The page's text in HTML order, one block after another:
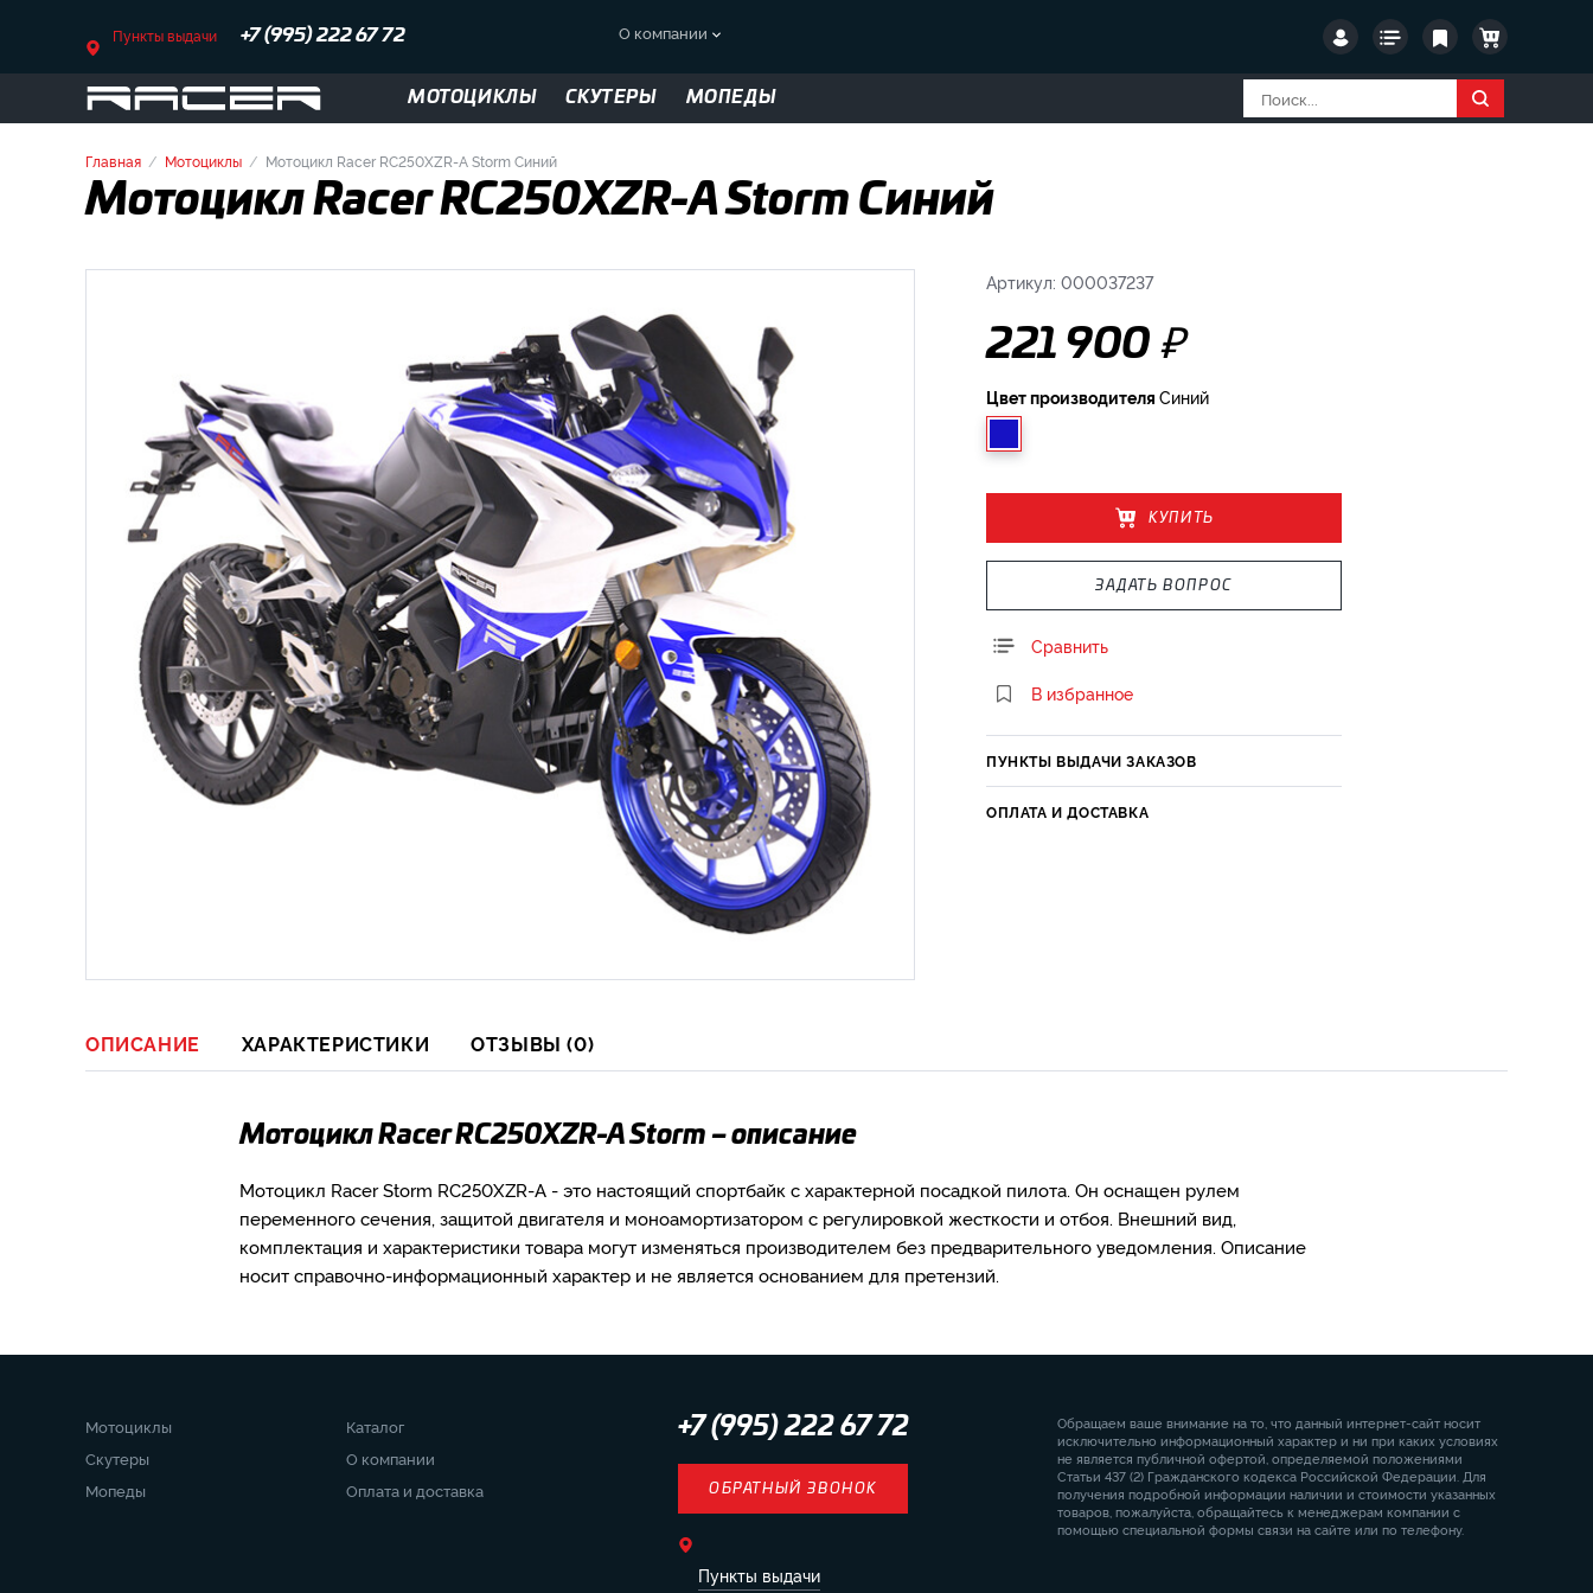
Пункты выдачи +7 (995) 222 67 72 О компании
МОТОЦИКЛЫ СКУТЕРЫ МОПЕДЫ
Главная Мотоциклы Мотоцикл Racer RC250XZR-A Storm Синий
Мотоцикл Racer RC250XZR-A Storm Синий
Артикул: 000037237
221 900 ₽
Цвет производителя Синий
КУПИТЬ
ЗАДАТЬ ВОПРОС
Сравнить
В избранное
ПУНКТЫ ВЫДАЧИ ЗАКАЗОВ
ОПЛАТА И ДОСТАВКА
ОПИСАНИЕ ХАРАКТЕРИСТИКИ ОТЗЫВЫ (0)
Мотоцикл Racer RC250XZR-A Storm – описание
Мотоцикл Racer Storm RC250XZR-A - это настоящий спортбайк с характерной посадкой пилота. Он оснащен рулем
переменного сечения, защитой двигателя и моноамортизатором с регулировкой жесткости и отбоя. Внешний вид,
комплектация и характеристики товара могут изменяться производителем без предварительного уведомления. Описание
носит справочно-информационный характер и не является основанием для претензий.
Мотоциклы
Скутеры
Мопеды
Каталог
О компании
Оплата и доставка
+7 (995) 222 67 72
ОБРАТНЫЙ ЗВОНОК
Пункты выдачи
Обращаем ваше внимание на то, что данный интернет-сайт носит
исключительно информационный характер и ни при каких условиях
не является публичной офертой, определяемой положениями
Статьи 437 (2) Гражданского кодекса Российской Федерации. Для
получения подробной информации наличии и стоимости указанных
товаров, пожалуйста, обращайтесь к менеджерам компании с
помощью специальной формы связи на сайте или по телефону.